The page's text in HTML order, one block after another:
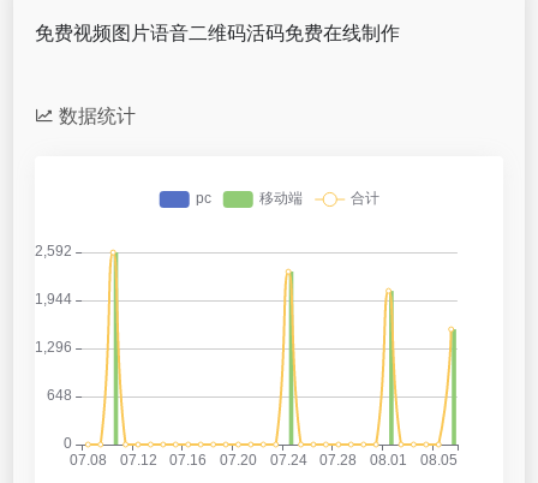
免费视频图片语音二维码活码免费在线制作
数据统计